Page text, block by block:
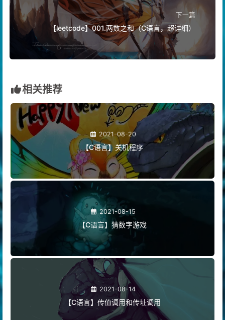
下一篇
【leetcode】001.两数之和（C语言，超详细）
相关推荐
2021-08-20
【C语言】关机程序
2021-08-15
【C语言】猜数字游戏
2021-08-14
【C语言】传值调用和传址调用